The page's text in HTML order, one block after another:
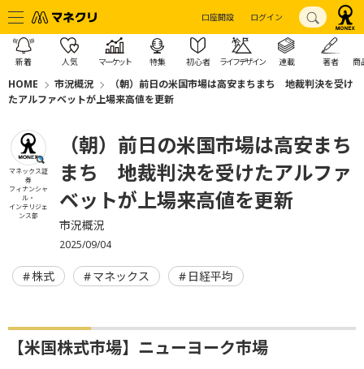
口座開設 ログイン
新着 人気 マーケット 特集 初心者 ライフデザイン 連載 著者 商
HOME 市況概況
（朝）前日の米国市場は高安まちまち 地裁判決を受け
たアルファベットが上場来高値を更新
マネックス証
券
フィナンシャ
ル・
インテリジェ
ンス部
（朝）前日の米国市場は高安まち
まち 地裁判決を受けたアルファ
ベットが上場来高値を更新
市況概況
2025/09/04
株式 マネックス 日経平均
【米国株式市場】ニューヨーク市場